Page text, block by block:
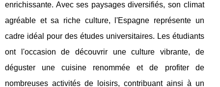
enrichissante. Avec ses paysages diversifiés, son climat
agréable et sa riche culture, l'Espagne représente un
cadre idéal pour des études universitaires. Les étudiants
ont l'occasion de découvrir une culture vibrante, de
déguster une cuisine renommée et de profiter de
nombreuses activités de loisirs, contribuant ainsi à un